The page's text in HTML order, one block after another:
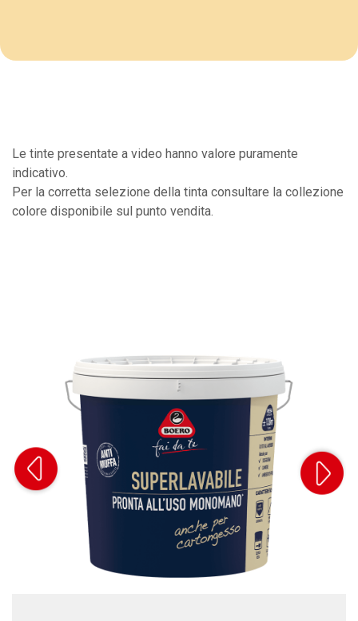
Le tinte presentate a video hanno valore puramente
indicativo.
Per la corretta selezione della tinta consultare la collezione
colore disponibile sul punto vendita.